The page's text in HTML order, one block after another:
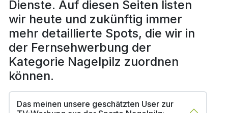
Dienste. Auf diesen Seiten listen
wir heute und zukünftig immer
mehr detaillierte Spots, die wir in
der Fernsehwerbung der
Kategorie Nagelpilz zuordnen
können.
Das meinen unsere geschätzten User zur